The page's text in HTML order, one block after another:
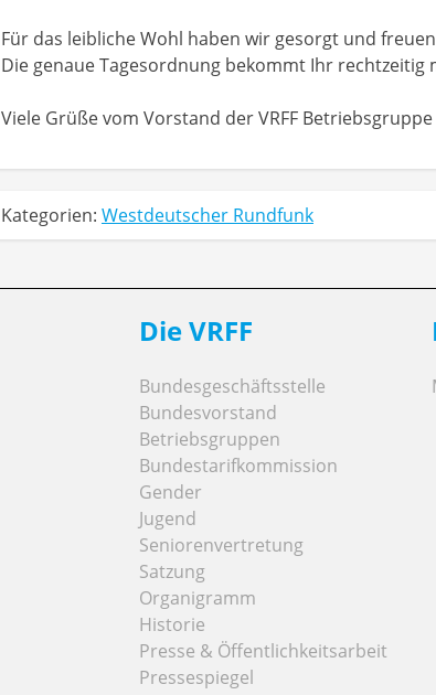
Für das leibliche Wohl haben wir gesorgt und
Die genaue Tagesordnung bekommt Ihr rechtzeitig
Viele Grüße vom Vorstand der VRFF Betriebsgruppe
Kategorien: Westdeutscher Rundfunk
Die VRFF
Bundesgeschäftsstelle
Bundesvorstand
Betriebsgruppen
Bundestarifkommission
Gender
Jugend
Seniorenvertretung
Satzung
Organigramm
Historie
Presse & Öffentlichkeitsarbeit
Pressespiegel